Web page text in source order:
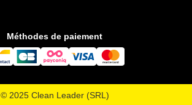
Méthodes de paiement
© 2025 Clean Leader (SRL)